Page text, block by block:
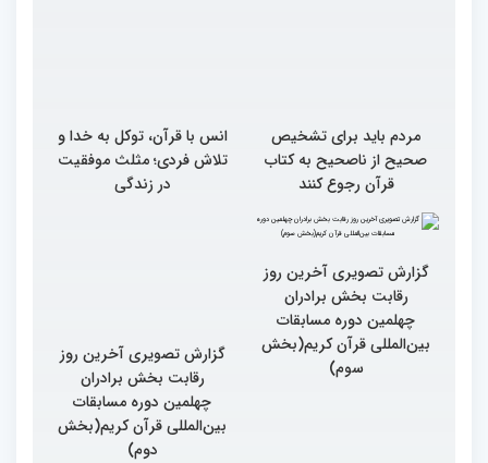
مردم باید برای تشخیص
صحیح از ناصحیح به کتاب
قرآن رجوع کنند
انس با قرآن، توکل به خدا و
تلاش فردی؛ مثلث موفقیت
در زندگی
گزارش تصویری آخرین روز
رقابت بخش برادران
گزارش تصویری آخرین روز
رقابت بخش برادران
چهلمین دوره مسابقات
بین‌المللی قرآن کریم(بخش
دوم)